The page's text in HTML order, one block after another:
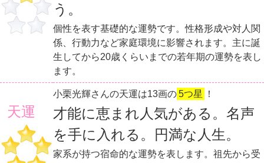
う。
個性を表す基礎的な運勢です。性格形成や対人関
係、行動力など家庭環境に影響されます。主に誕
生してから20歳くらいまでの若年期の運勢を表し
ます。
天運
小栗光輝さんの天運は13画の5つ星 ！
才能に恵まれ人気がある。名声
を手に入れる。円満な人生。
家系が持つ宿命的な運勢を表します。祖先から受